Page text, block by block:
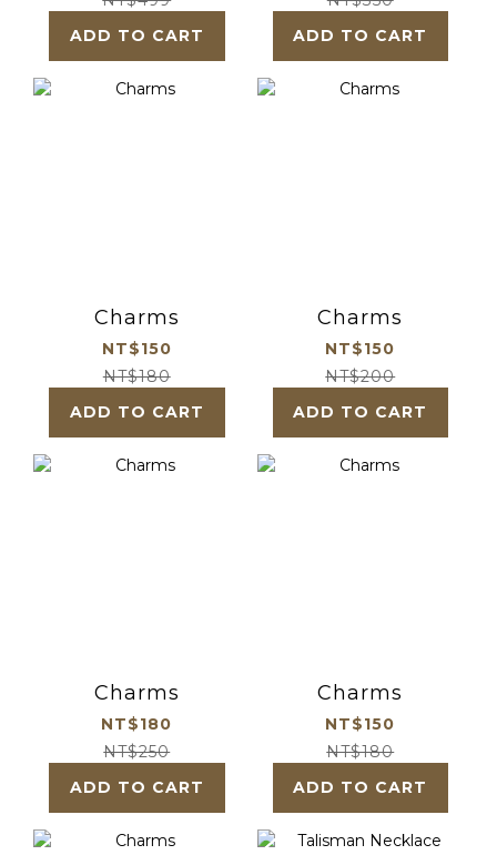
ADD TO CART
ADD TO CART
Charms
NT$150
NT$180
ADD TO CART
Charms
NT$150
NT$200
ADD TO CART
Charms
NT$180
NT$250
ADD TO CART
Charms
NT$150
NT$180
ADD TO CART